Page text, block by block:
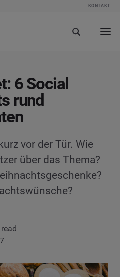
KONTAKT
6 Social
rund
vor der Tür. Wie
über das Thema?